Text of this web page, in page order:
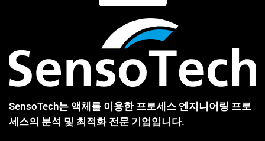
SensoTech는 액체를 이용한 프로세스 엔지니어링 프로
세스의 분석 및 최적화 전문 기업입니다.